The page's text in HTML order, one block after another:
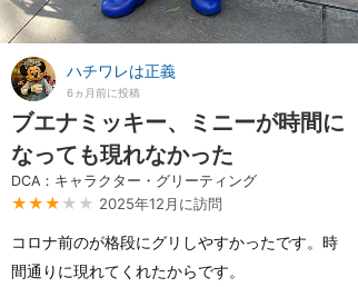
ハチワレは正義
6ヵ月前に投稿
ブエナミッキー、ミニーが時間に
なっても現れなかった
DCA：キャラクター・グリーティング
★★★ ★★ 2025年12月に訪問
コロナ前のが格段にグリしやすかったです。時
間通りに現れてくれたからです。